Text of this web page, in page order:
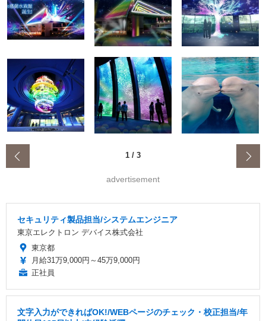
1 / 3
advertisement
セキュリティ製品担当/システムエンジニア
東京エレクトロン デバイス株式会社
東京都
月給31万9,000円～45万9,000円
正社員
文字入力ができればOK!/WEBページのチェック・校正担当/年